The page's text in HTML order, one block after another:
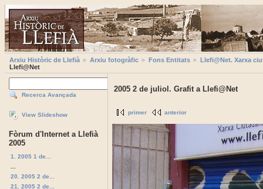
Arxiu Històric de Llefià Arxiu fotogràfic Fons Entitats
Llefi@Net. Xarxa
Llefi@Net
Recerca Avançada
View Slideshow
Fòrum d'Internet a Llefià
2005
1. 2005 1 de...
20. 2005 2 de...
21. 2005 2 de...
2005 2 de juliol. Grafit a Llefi@Net
primer anterior